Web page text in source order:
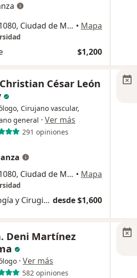
Avenida Universidad 1080, Ciudad de México • Mapa
$1,200
César León
Cirujano vascular,
general · Ver más
291 opiniones
Avenida Universidad 1080, Ciudad de México • Mapa
Primera visita Angiología y Cirugia Vascular desde $1,600
Deni Martínez
· Ver más
582 opiniones